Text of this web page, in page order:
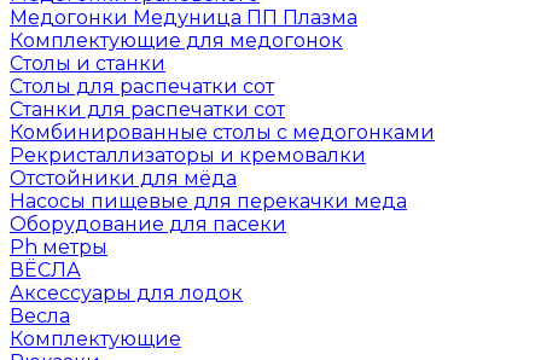
Медогонки Медуница ПП Плазма
Комплектующие для медогонок
Столы и станки
Столы для распечатки сот
Станки для распечатки сот
Комбинированные столы с медогонками
Рекристаллизаторы и кремовалки
Отстойники для мёда
Насосы пищевые для перекачки меда
Оборудование для пасеки
Ph метры
ВЁСЛА
Аксессуары для лодок
Весла
Комплектующие